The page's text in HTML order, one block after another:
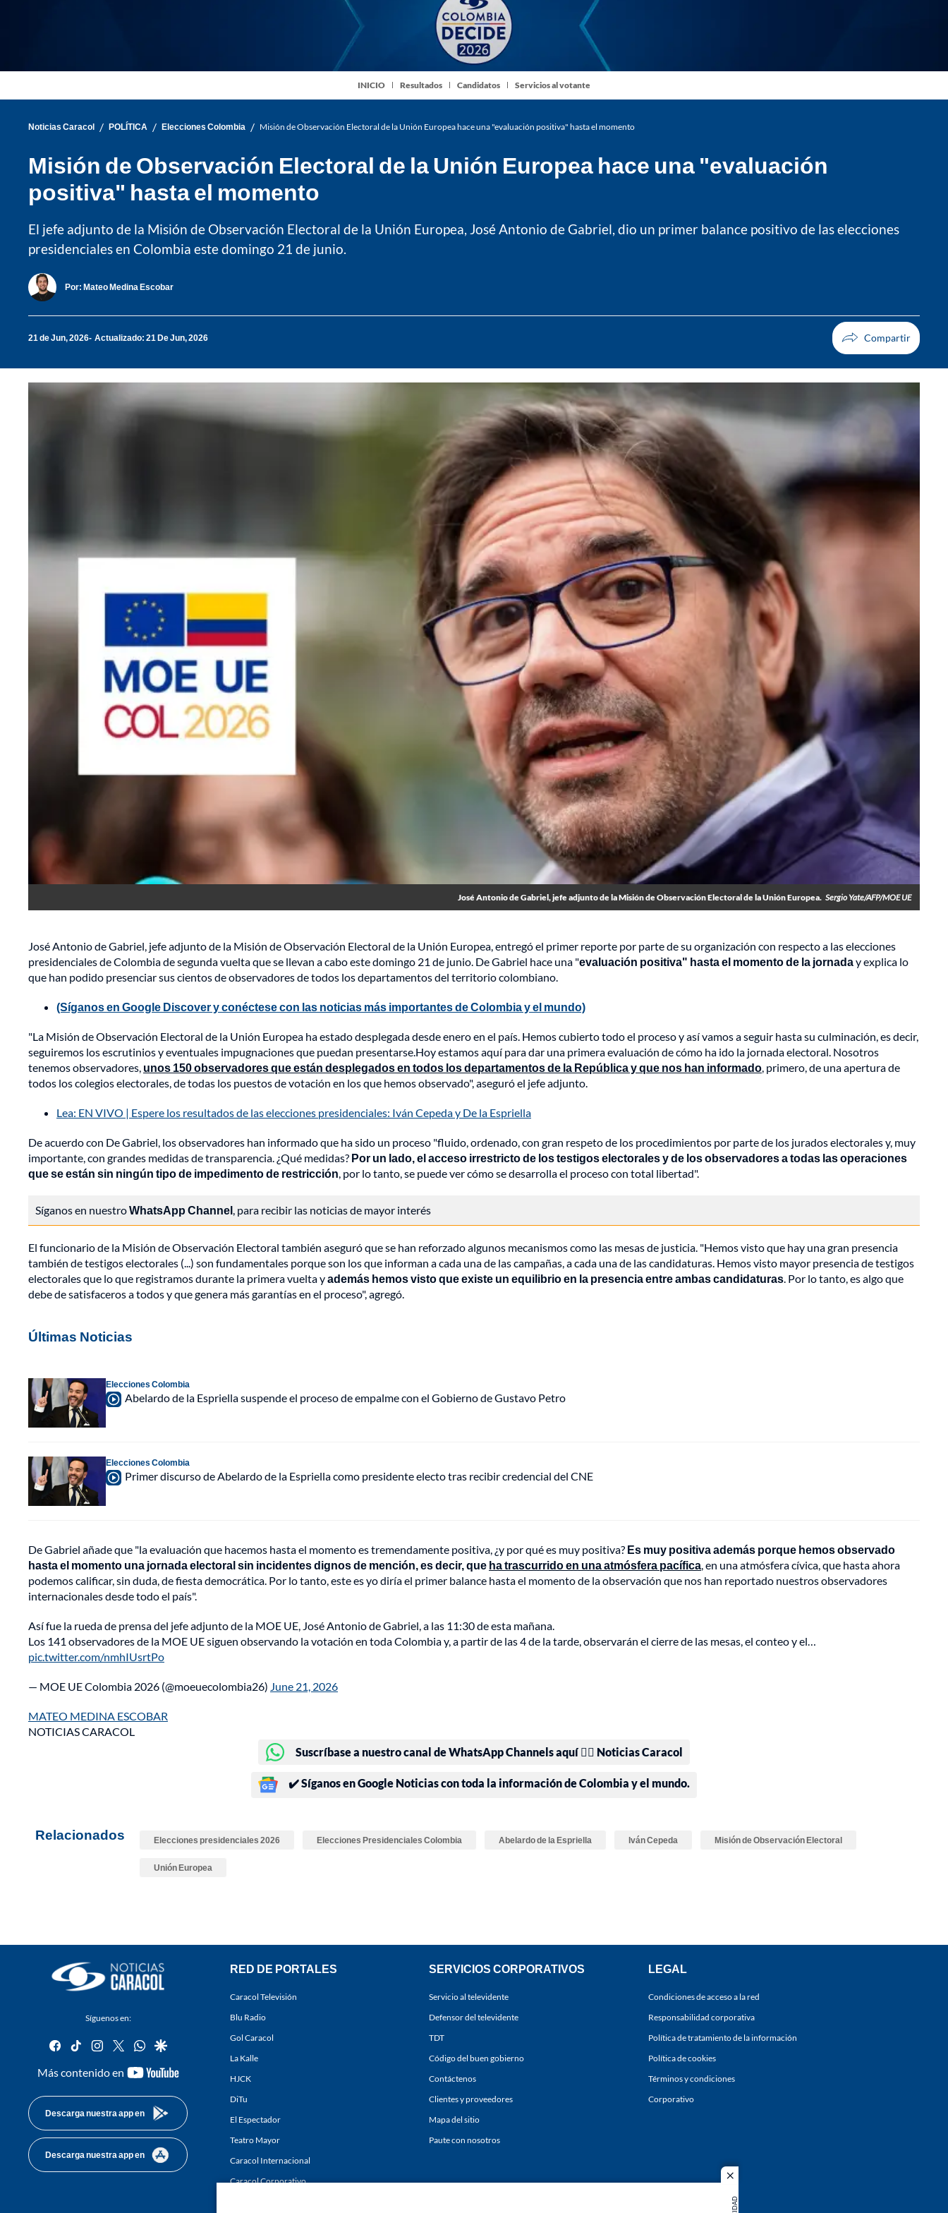
close
INICIO Resultados Candidatos Servicios al votante
Noticias Caracol / POLÍTICA / Elecciones Colombia / Misión de Observación Electoral de la Unión Europea hace una "evaluación positiva" hasta el momento
Misión de Observación Electoral de la Unión Europea hace una "evaluación
positiva" hasta el momento
El jefe adjunto de la Misión de Observación Electoral de la Unión Europea, José Antonio de Gabriel, dio un primer balance positivo de las elecciones
presidenciales en Colombia este domingo 21 de junio.
Por: Mateo Medina Escobar
21 de Jun, 2026 Actualizado: 21 De Jun, 2026
Facebook
X
Whatsapp
Telegram
José Antonio de Gabriel, jefe adjunto de la Misión de Observación Electoral de la Unión Europea. Sergio Yate/AFP/MOE UE
José Antonio de Gabriel, jefe adjunto de la Misión de Observación Electoral de la Unión Europea, entregó el primer reporte por parte de su organización con respecto a las elecciones
presidenciales de Colombia de segunda vuelta que se llevan a cabo este domingo 21 de junio. De Gabriel hace una "evaluación positiva" hasta el momento de la jornada y explica lo
que han podido presenciar sus cientos de observadores de todos los departamentos del territorio colombiano.
(Síganos en Google Discover y conéctese con las noticias más importantes de Colombia y el mundo)
"La Misión de Observación Electoral de la Unión Europea ha estado desplegada desde enero en el país. Hemos cubierto todo el proceso y así vamos a seguir hasta su culminación, es decir,
seguiremos los escrutinios y eventuales impugnaciones que puedan presentarse.Hoy estamos aquí para dar una primera evaluación de cómo ha ido la jornada electoral. Nosotros
tenemos observadores, unos 150 observadores que están desplegados en todos los departamentos de la República y que nos han informado , primero, de una apertura de
todos los colegios electorales, de todas los puestos de votación en los que hemos observado", aseguró el jefe adjunto.
Lea: EN VIVO | Espere los resultados de las elecciones presidenciales: Iván Cepeda y De la Espriella
De acuerdo con De Gabriel, los observadores han informado que ha sido un proceso "fluido, ordenado, con gran respeto de los procedimientos por parte de los jurados electorales y, muy
importante, con grandes medidas de transparencia. ¿Qué medidas? Por un lado, el acceso irrestricto de los testigos electorales y de los observadores a todas las operaciones
que se están sin ningún tipo de impedimento de restricción , por lo tanto, se puede ver cómo se desarrolla el proceso con total libertad".
Síganos en nuestroWhatsApp Channel , para recibir las noticias de mayor interés
El funcionario de la Misión de Observación Electoral también aseguró que se han reforzado algunos mecanismos como las mesas de justicia. "Hemos visto que hay una gran presencia
también de testigos electorales (...) son fundamentales porque son los que informan a cada una de las campañas, a cada una de las candidaturas. Hemos visto mayor presencia de testigos
electorales que lo que registramos durante la primera vuelta yademás hemos visto que existe un equilibrio en la presencia entre ambas candidaturas . Por lo tanto, es algo que
debe de satisfaceros a todos y que genera más garantías en el proceso", agregó.
Últimas Noticias
Elecciones Colombia
Abelardo de la Espriella suspende el proceso de empalme con el Gobierno de Gustavo Petro
Elecciones Colombia
Primer discurso de Abelardo de la Espriella como presidente electo tras recibir credencial del CNE
De Gabriel añade que "la evaluación que hacemos hasta el momento es tremendamente positiva, ¿y por qué es muy positiva? Es muy positiva además porque hemos observado
hasta el momento una jornada electoral sin incidentes dignos de mención, es decir, que ha trascurrido en una atmósfera pacífica , en una atmósfera cívica, que hasta ahora
podemos calificar, sin duda, de fiesta democrática. Por lo tanto, este es yo diría el primer balance hasta el momento de la observación que nos han reportado nuestros observadores
internacionales desde todo el país".
Así fue la rueda de prensa del jefe adjunto de la MOE UE, José Antonio de Gabriel, a las 11:30 de esta mañana.
Los 141 observadores de la MOE UE siguen observando la votación en toda Colombia y, a partir de las 4 de la tarde, observarán el cierre de las mesas, el conteo y el…
pic.twitter.com/nmhIUsrtPo
— MOE UE Colombia 2026 (@moeuecolombia26) June 21, 2026
MATEO MEDINA ESCOBAR
NOTICIAS CARACOL
Suscríbase a nuestro canal de WhatsApp Channels aquí 👉🏻 Noticias Caracol
✔️ Síganos en Google Noticias con toda la información de Colombia y el mundo.
Relacionados Elecciones presidenciales 2026 Elecciones Presidenciales Colombia Abelardo de la Espriella Iván Cepeda Misión de Observación Electoral
Unión Europea
Síguenos en:
facebook
tiktok instagram
twitterwhatsapp
google
Más contenido en
youtube-
Descarga nuestra app en
Descarga nuestra app en
RED DE PORTALES
Caracol Televisión
Blu Radio
Gol Caracol
La Kalle
HJCK
DiTu
El Espectador
Teatro Mayor
Caracol Internacional
Caracol Corporativo
SERVICIOS CORPORATIVOS
Servicio al televidente
Defensor del televidente
TDT
Código del buen gobierno
Contáctenos
Clientes y proveedores
Mapa del sitio
Paute con nosotros
LEGAL
Condiciones de acceso a la red
Responsabilidad corporativa
Política de tratamiento de la información
Política de cookies
Términos y condiciones
Corporativo